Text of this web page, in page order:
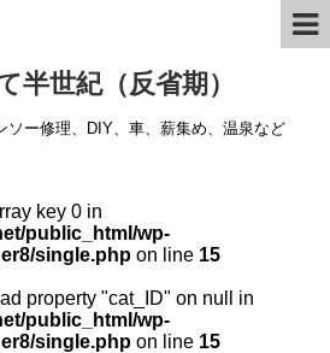
半世紀（反省期）
ソー修理、DIY、車、薪集め、温泉など
key 0 in
public_html/wp-
single.php on line 15
property "cat_ID" on null in
public_html/wp-
single.php on line 15